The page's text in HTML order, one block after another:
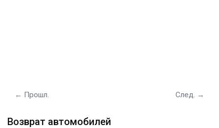
← Прошл. След. →
Возврат автомобилей